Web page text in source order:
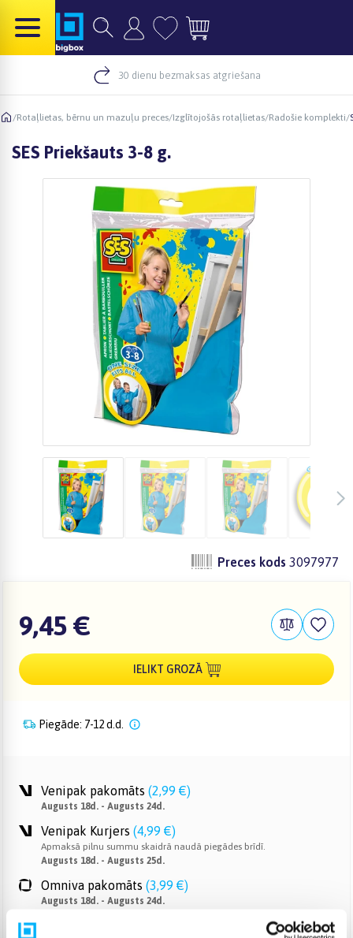
30 dienu bezmaksas atgriešana
/Rotaļlietas, bērnu un mazuļu preces/Izglītojošās rotaļlietas/Radošie komplekti/
SES Priekšauts 3-8 g.
Preces kods 3097977
9,45 €
IELIKT GROZĀ
Piegāde: 7-12 d.d.
Venipak pakomāts (2,99 €)
Augusts 18d. - Augusts 24d.
Venipak Kurjers (4,99 €)
Apmaksā pilnu summu skaidrā naudā piegādes brīdī.
Augusts 18d. - Augusts 25d.
Omniva pakomāts (3,99 €)
Augusts 18d. - Augusts 24d.